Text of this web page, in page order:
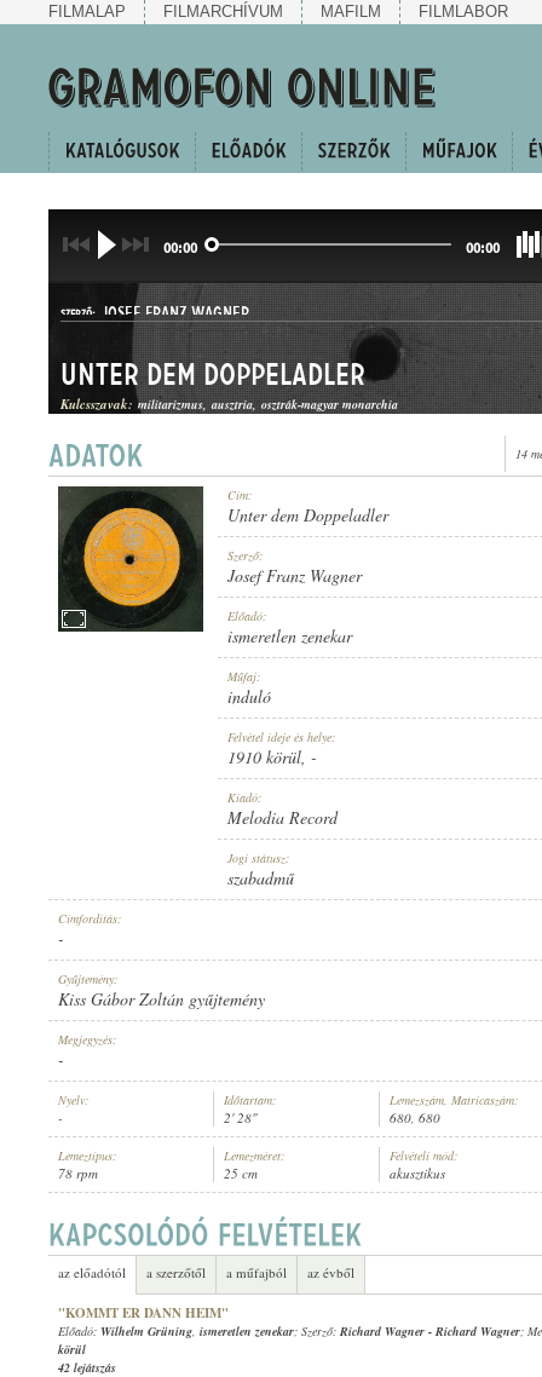
FILMALAP FILMARCHÍVUM MAFILM FILMLABOR
00:00 00:00
ISMERETLEN ZENEKAR
SZERZŐ: JOSEF FRANZ WAGNER
MŰFAJ: INDULÓ
LEMEZSZÁM:
Unter dem Doppeladler
Kulcsszavak: militarizmus ausztria osztrák-magyar monarchia
14
Cím:
Unter dem Doppeladler
Szerző:
Josef Franz Wagner
Előadó:
ismeretlen zenekar
Műfaj:
induló
Felvétel ideje és helye:
1910 körül, -
Kiadó:
Melodia Record
Jogi státusz:
szabadmű
Címfordítás:
-
Gyűjtemény:
Kiss Gábor Zoltán gyűjtemény
Megjegyzés:
-
Nyelv:
-
Időtartam:
2' 28"
Lemezszám, Matricaszám:
680, 680
Lemeztípus:
78 rpm
Lemezméret:
25 cm
Felvételi mód:
akusztikus
az előadótól a szerzőtől a műfajból az évből
"KOMMT ER DANN HEIM"
Előadó: Wilhelm Grüning, ismeretlen zenekar; Szerző: Richard Wagner - Richard Wagner;
körül
42 lejátszás